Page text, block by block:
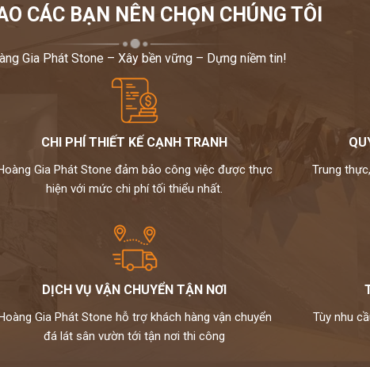
CÁC BẠN NÊN CHỌN CHÚNG TÔI
Gia Phát Stone – Xây bền vững – Dựng niềm tin!
CHI PHÍ THIẾT KẾ CẠNH TRANH
Gia Phát Stone đảm bảo công việc được thực
hiện với mức chi phí tối thiểu nhất.
Trung
DỊCH VỤ VẬN CHUYỂN TẬN NƠI
Gia Phát Stone hỗ trợ khách hàng vận chuyển
đá lát sân vườn tới tận nơi thi công
Tùy nhu